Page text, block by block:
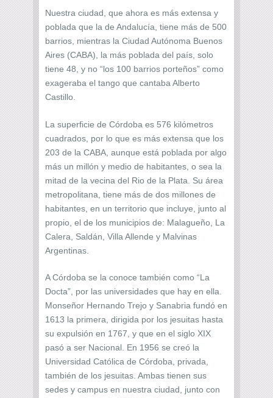
Nuestra ciudad, que ahora es más extensa y
poblada que la de Andalucía, tiene más de 500
barrios, mientras la Ciudad Autónoma Buenos
Aires (CABA), la más poblada del país, solo
tiene 48, y no “los 100 barrios porteños” como
exageraba el tango que cantaba Alberto
Castillo.
La superficie de Córdoba es 576 kilómetros
cuadrados, por lo que es más extensa que los
203 de la CABA, aunque está poblada por algo
más un millón y medio de habitantes, o sea la
mitad de la vecina del Rio de la Plata. Su área
metropolitana, tiene más de dos millones de
habitantes, en un territorio que incluye, junto al
propio, el de los municipios de: Malagueño, La
Calera, Saldán, Villa Allende y Malvinas
Argentinas.
A Córdoba se la conoce también como “La
Docta”, por las universidades que hay en ella.
Monseñor Hernando Trejo y Sanabria fundó en
1613 la primera, dirigida por los jesuitas hasta
su expulsión en 1767, y que en el siglo XIX
pasó a ser Nacional. En 1956 se creó la
Universidad Católica de Córdoba, privada,
también de los jesuitas. Ambas tienen sus
sedes y campus en nuestra ciudad, junto con